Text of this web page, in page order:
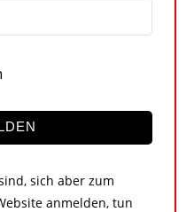
sich aber zum
anmelden, tun